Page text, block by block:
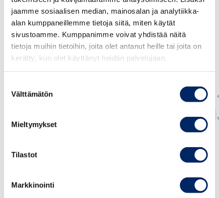
jaamme sosiaalisen median, mainosalan ja analytiikka-
alan kumppaneillemme tietoja siitä, miten käytät
sivustoamme. Kumppanimme voivat yhdistää näitä
tietoja muihin tietoihin, joita olet antanut heille tai joita on
kerätty, kun olet käyttänyt heidän palvelujaan.
valinta
Välttämätön
Mieltymykset
Tilastot
Markkinointi
JOHTAVA ASIANTUNTIJA, OSAAMINEN JA
suvi.pulkkinen@chamber.fi